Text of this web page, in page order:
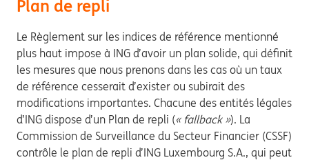
Plan de repli
Le Règlement sur les indices de référence mentionné
plus haut impose à ING d’avoir un plan solide, qui définit
les mesures que nous prenons dans les cas où un taux
de référence cesserait d’exister ou subirait des
modifications importantes. Chacune des entités légales
d’ING dispose d’un Plan de repli (« fallback »). La
Commission de Surveillance du Secteur Financier (CSSF)
contrôle le plan de repli d’ING Luxembourg S.A., qui peut